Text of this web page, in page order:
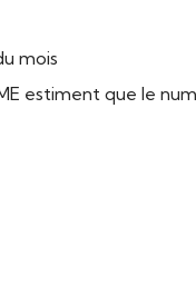
mois
estiment que le